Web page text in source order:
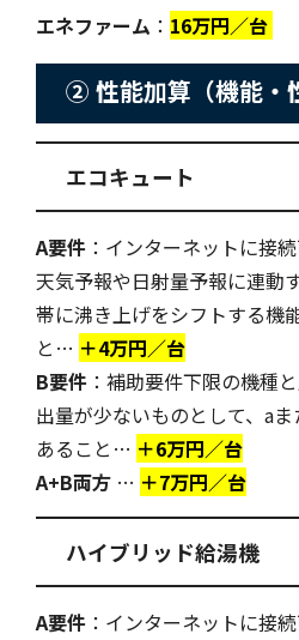
エネファーム ： 16万円／台
② 性能加算（機能・
エコキュート
A要件 ： インターネットに接
天気予報や日射量予報に連動
帯に沸き上げをシフトする機
と… ＋4万円／台
B要件 ： 補助要件下限の機種
出量が少ないものとして、a
あること… ＋6万円／台
A+B両方 … ＋7万円／台
ハイブリッド給湯機
A要件 ：インターネットに接